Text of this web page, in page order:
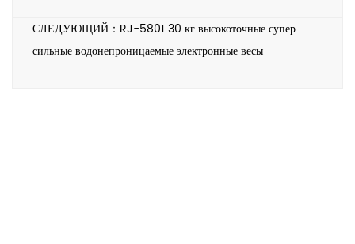
СЛЕДУЮЩИЙ：RJ-5801 30 кг высокоточные супер
сильные водонепроницаемые электронные весы